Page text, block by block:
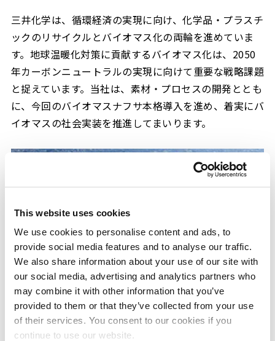
This website uses cookies
We use cookies to personalise content and ads, to
provide social media features and to analyse our traffic.
We also share information about your use of our site with
our social media, advertising and analytics partners who
may combine it with other information that you’ve
provided to them or that they’ve collected from your use
of their services. You consent to our cookies if you
continue to use our website.
三井化学は、循環経済の実現に向け、化学品・プラスチ
ックのリサイクルとバイオマス化の両輪を進めていま
す。地球温暖化対策に貢献するバイオマス化は、2050
年カーボンニュートラルの実現に向けて重要な戦略課題
と捉えています。当社は、素材・プロセスの開発ととも
に、今回のバイオマスナフサ本格導入を進め、着実にバ
イオマスの社会実装を推進してまいります。
三井化学大阪工場